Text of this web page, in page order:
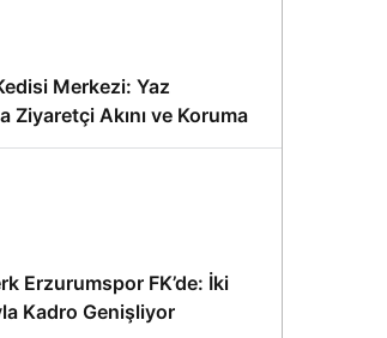
Merkezi: Yaz
Ziyaretçi Akını ve Koruma
Erzurumspor FK’de: İki
Kadro Genişliyor